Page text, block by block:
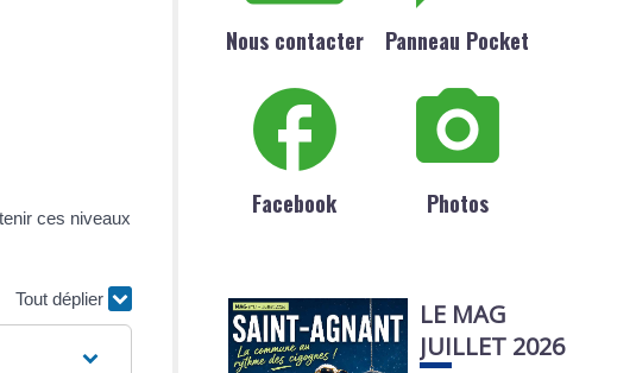
ces niveaux
Tout déplier
Nous contacter Panneau Pocket
Facebook Photos
LE MAG
JUILLET 2026